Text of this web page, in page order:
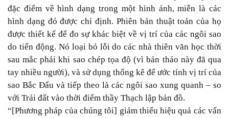
đặc điểm về hình dạng trong một hình ảnh, miễn là các
hình dạng đó được chỉ định. Phiên bản thuật toán của họ
được thiết kế để đo sự khác biệt về vị trí của các ngôi sao
do tiến động. Nó loại bỏ lỗi do các nhà thiên văn học thời
sau mắc phải khi sao chép tọa độ (vì bản thảo này đã qua
tay nhiều người), và sử dụng thống kê để ước tính vị trí của
sao Bắc Đẩu và tiếp theo là các ngôi sao xung quanh – so
với Trái đất vào thời điểm thầy Thạch lập bản đồ.
“[Phương pháp của chúng tôi] giảm thiểu hiệu quả các vấn